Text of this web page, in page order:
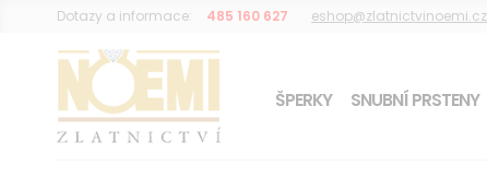
Dotazy a informace: 485 160 627 eshop@zlatnictvinoemi.cz
ŠPERKY SNUBNÍ PRSTENY